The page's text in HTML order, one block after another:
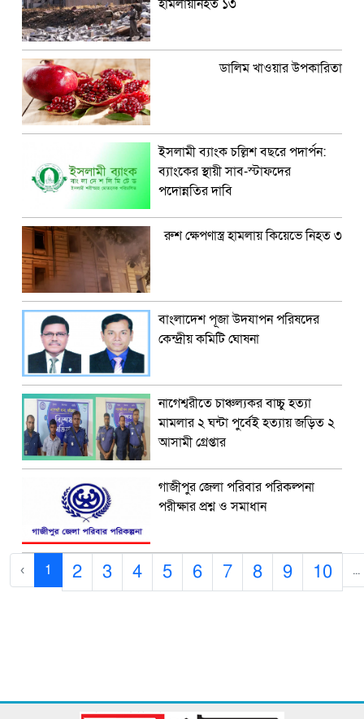
হামলায়নিহত ১৩
ডালিম খাওয়ার উপকারিতা
ইসলামী ব্যাংক চল্লিশ বছরে পদার্পন:
ব্যাংকের স্থায়ী সাব-স্টাফদের
পদোন্নতির দাবি
রুশ ক্ষেপণাস্ত্র হামলায় কিয়েভে নিহত ৩
বাংলাদেশ পূজা উদযাপন পরিষদের
কেন্দ্রীয় কমিটি ঘোষনা
নাগেশ্বরীতে চাঞ্চল্যকর বাচ্চু হত্যা
মামলার ২ ঘন্টা পুর্বেই হত্যায় জড়িত ২
আসামী গ্রেপ্তার
গাজীপুর জেলা পরিবার পরিকল্পনা
পরীক্ষার প্রশ্ন ও সমাধান
‹ 1 2 3 4 5 6 7 8 9 10 ...